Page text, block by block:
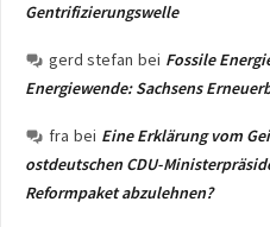
Gentrifizierungswelle
gerd stefan bei Fossile
Energiewende: Sachsens
fra bei Eine Erklärung vom
ostdeutschen CDU-
Reformpaket abzulehnen?